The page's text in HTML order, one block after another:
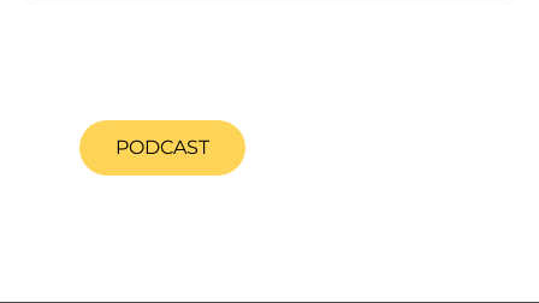
PODCAST